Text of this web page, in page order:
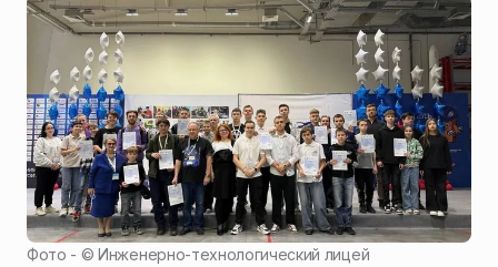
Фото - ©Инженерно-технологический лицей